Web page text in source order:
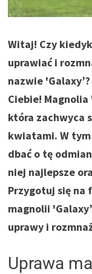
Witaj! Czy
uprawiać i
nazwie
Ciebie!
która zachwyca
kwiatami. W
dbać o tę
niej najlepsze
Przygotuj się na
magnolii
uprawy i
Uprawa